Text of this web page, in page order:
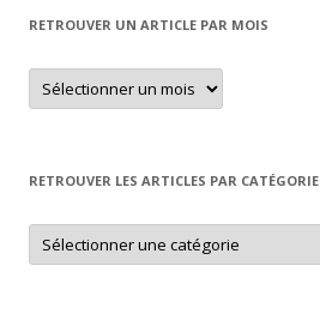
RETROUVER UN ARTICLE PAR MOIS
Retrouver
un
article
RETROUVER LES ARTICLES PAR CATÉGORIE
Retrouver
les
articles